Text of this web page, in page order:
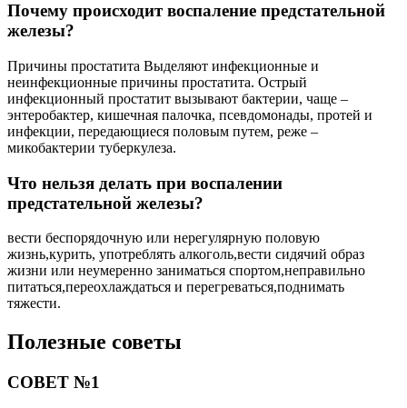
Почему происходит воспаление предстательной
железы?
Причины простатита Выделяют инфекционные и
неинфекционные причины простатита. Острый
инфекционный простатит вызывают бактерии, чаще –
энтеробактер, кишечная палочка, псевдомонады, протей и
инфекции, передающиеся половым путем, реже –
микобактерии туберкулеза.
Что нельзя делать при воспалении
предстательной железы?
вести беспорядочную или нерегулярную половую
жизнь,курить, употреблять алкоголь,вести сидячий образ
жизни или неумеренно заниматься спортом,неправильно
питаться,переохлаждаться и перегреваться,поднимать
тяжести.
Полезные советы
СОВЕТ №1